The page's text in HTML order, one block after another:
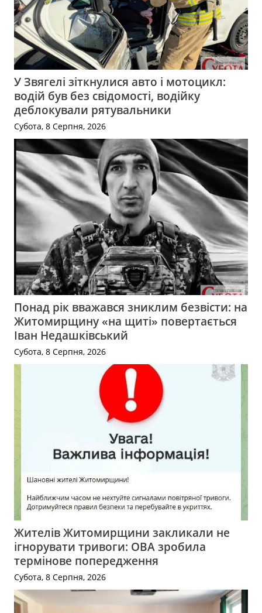
У Звягелі зіткнулися авто і мотоцикл:
водій був без свідомості, водійку
деблокували рятувальники
Субота, 8 Серпня, 2026
Понад рік вважався зниклим безвісти: на
Житомирщину «на щиті» повертається
Іван Недашківський
Субота, 8 Серпня, 2026
Жителів Житомирщини закликали не
ігнорувати тривоги: ОВА зробила
термінове попередження
Субота, 8 Серпня, 2026